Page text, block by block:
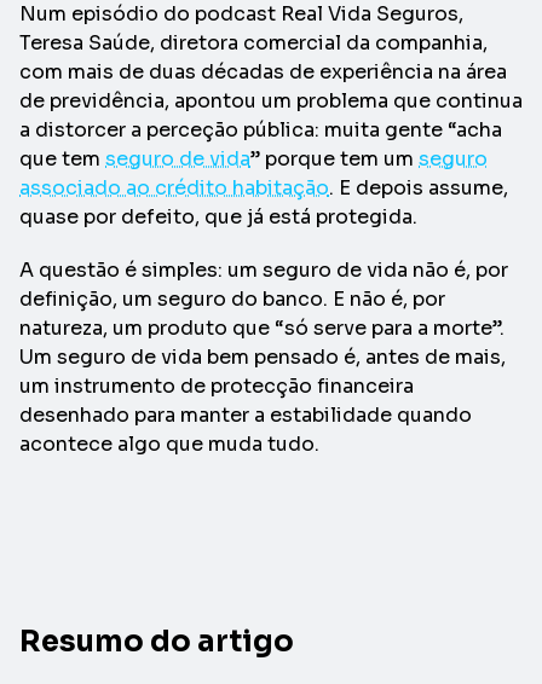
Num episódio do podcast Real Vida Seguros,
Teresa Saúde, diretora comercial da companhia,
com mais de duas décadas de experiência na área
de previdência, apontou um problema que continua
a distorcer a perceção pública: muita gente “acha
que tem seguro de vida” porque tem um seguro
associado ao crédito habitação. E depois assume,
quase por defeito, que já está protegida.
A questão é simples: um seguro de vida não é, por
definição, um seguro do banco. E não é, por
natureza, um produto que “só serve para a morte”.
Um seguro de vida bem pensado é, antes de mais,
um instrumento de protecção financeira
desenhado para manter a estabilidade quando
acontece algo que muda tudo.
Resumo do artigo